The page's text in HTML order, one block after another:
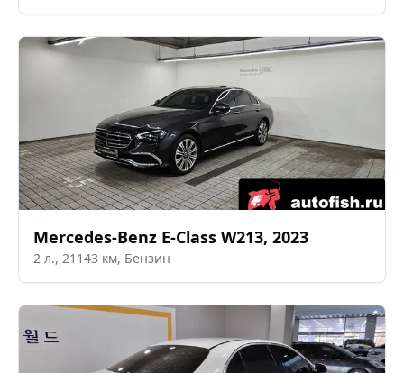
Mercedes-Benz E-Class W213, 2023
2 л., 21143 км, Бензин